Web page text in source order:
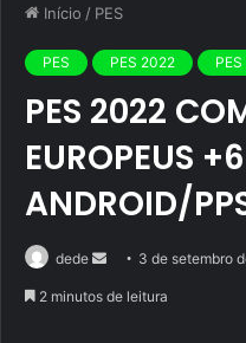
Início / PES
PES PES 2022
PES 2022
EUROPEUS
ANDROID/
dede
Mande3 de setembro
2 minutos de leitura